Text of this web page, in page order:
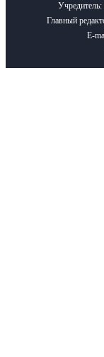
Главный
E-